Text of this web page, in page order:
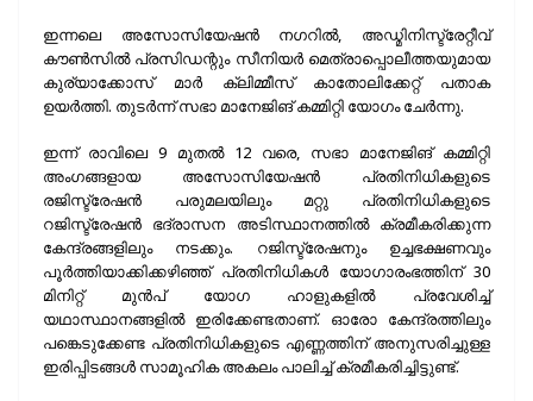
ഇന്നലെ അസോസിയേഷൻ നഗറിൽ, അഡ്മിനിസ്ട്രേറ്റീവ്
കൗൺസിൽ പ്രസിഡന്റും സീനിയർ മെത്രാപ്പൊലീത്തയുമായ
കുര്യാക്കോസ് മാർ ക്ലിമ്മീസ് കാതോലിക്കേറ്റ് പതാക
ഉയർത്തി. തുടർന്ന് സഭാ മാനേജിങ് കമ്മിറ്റി യോഗം ചേർന്നു.
ഇന്ന് രാവിലെ 9 മുതൽ 12 വരെ, സഭാ മാനേജിങ് കമ്മിറ്റി
അംഗങ്ങളായ അസോസിയേഷൻ പ്രതിനിധികളുടെ
രജിസ്ട്രേഷൻ പരുമലയിലും മറ്റു പ്രതിനിധികളുടെ
റജിസ്ട്രേഷൻ ഭദ്രാസന അടിസ്ഥാനത്തിൽ ക്രമീകരിക്കുന്ന
കേന്ദ്രങ്ങളിലും നടക്കും. റജിസ്ട്രേഷനും ഉച്ചഭക്ഷണവും
പൂർത്തിയാക്കിക്കഴിഞ്ഞ് പ്രതിനിധികൾ യോഗാരംഭത്തിന് 30
മിനിറ്റ് മുൻപ് യോഗ ഹാളുകളിൽ പ്രവേശിച്ച്
യഥാസ്ഥാനങ്ങളിൽ ഇരിക്കേണ്ടതാണ്. ഓരോ കേന്ദ്രത്തിലും
പങ്കെടുക്കേണ്ട പ്രതിനിധികളുടെ എണ്ണത്തിന് അനുസരിച്ചുള്ള
ഇരിപ്പിടങ്ങൾ സാമൂഹിക അകലം പാലിച്ച് ക്രമീകരിച്ചിട്ടുണ്ട്.